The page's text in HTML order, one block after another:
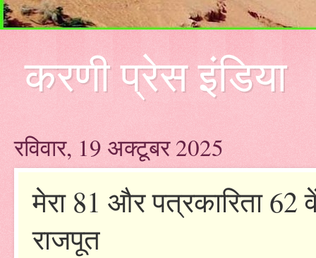
करणी प्रेस इंडिया
रविवार, 19 अक्टूबर 2025
मेरा 81 और पत्रकारिता 62
राजपूत